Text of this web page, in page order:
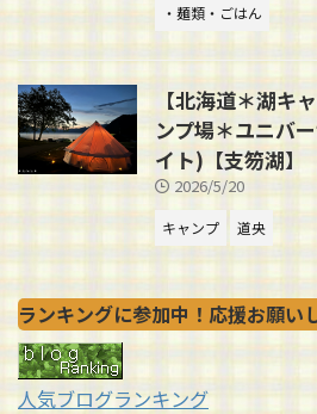
・麺類・ごはん
【北海道＊湖キ
ンプ場＊ユニバ
イト)【支笏湖】
2026/5/20
キャンプ 道央
ランキングに参加中！応援お願い
人気ブログランキング